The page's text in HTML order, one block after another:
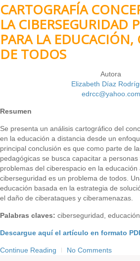
CARTOGRAFÍA
LA CIBERSEGURIDAD
PARA LA
DE TODOS
Autora
Elizabeth Díaz
edrcc@yahoo.com
Resumen
Se presenta un análisis cartográfico del
en la educación a distancia desde un
principal conclusión es que como parte de
pedagógicas se busca capacitar a
problemas del ciberespacio en la educación
ciberseguridad es un problema de todos.
educación basada en la estrategia de
el daño de ciberataques y ciberamenazas.
Palabras claves: ciberseguridad,
Descargue aquí el artículo en formato
Continue Reading No Comments